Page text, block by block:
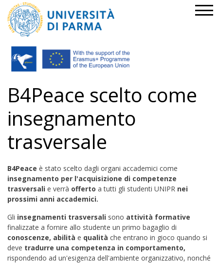
Home B4Peace scelto come insegnamento trasversale
B4Peace scelto come
insegnamento
trasversale
B4Peace è stato scelto dagli organi accademici come
insegnamento per l'acquisizione di competenze
trasversali e verrà offerto a tutti gli studenti UNIPR nei
prossimi anni accademici.
Gli insegnamenti trasversali sono attività formative
finalizzate a fornire allo studente un primo bagaglio di
conoscenze, abilità e qualità che entrano in gioco quando si
deve tradurre una competenza in comportamento,
rispondendo ad un'esigenza dell'ambiente organizzativo, nonché